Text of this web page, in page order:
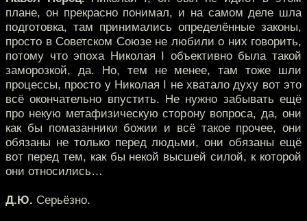
плане, он прекрасно понимал, и на самом деле шла
подготовка, там принимались определённые законы,
просто в Советском Союзе не любили о них говорить,
потому что эпоха Николая I объективно была такой
заморозкой, да. Но, тем не менее, там тоже шли
процессы, просто у Николая I не хватало духу вот это
всё окончательно впустить. Не нужно забывать ещё
про некую метафизическую сторону вопроса, да, они
как бы помазанники божии и всё такое прочее, они
обязаны не только перед людьми, они обязаны ещё
вот перед тем, как бы некой высшей силой, к которой
они относились…
Д.Ю. Серьёзно.